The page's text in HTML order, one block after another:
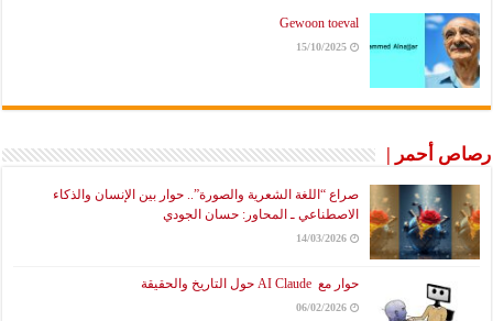
Gewoon toeval
15/10/2025
رصاص أحمر |
صراع “اللغة الشعرية والصورة”.. حوار بين الإنسان والذكاء
الاصطناعي ـ المحاور: حسان الجودي
14/03/2026
حوار مع AI Claude حول التاريخ والحقيقة
06/02/2026